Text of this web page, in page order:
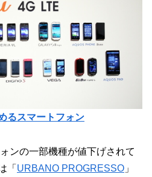
るスマートフォン
ンの一部機種が値下げされて
「 URBANO PROGRESSO 」